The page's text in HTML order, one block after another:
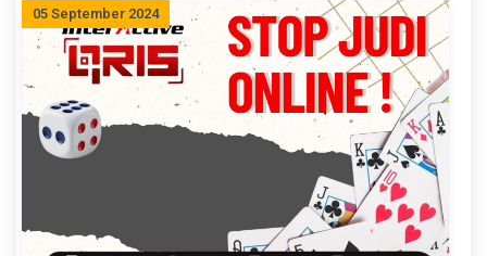
05 September 2024